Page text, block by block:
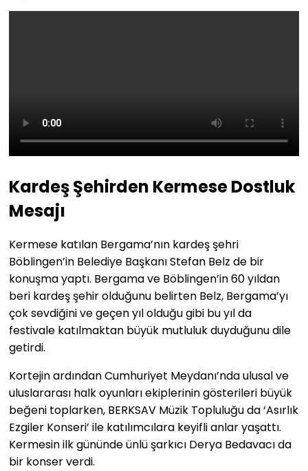
Kardeş Şehirden Kermese Dostluk
Mesajı
Kermese katılan Bergama’nın kardeş şehri
Böblingen’in Belediye Başkanı Stefan Belz de bir
konuşma yaptı. Bergama ve Böblingen’in 60 yıldan
beri kardeş şehir olduğunu belirten Belz, Bergama’yı
çok sevdiğini ve geçen yıl olduğu gibi bu yıl da
festivale katılmaktan büyük mutluluk duyduğunu dile
getirdi.
Kortejin ardından Cumhuriyet Meydanı’nda ulusal ve
uluslararası halk oyunları ekiplerinin gösterileri büyük
beğeni toplarken, BERKSAV Müzik Topluluğu da ‘Asırlık
Ezgiler Konseri’ ile katılımcılara keyifli anlar yaşattı.
Kermesin ilk gününde ünlü şarkıcı Derya Bedavacı da
bir konser verdi.